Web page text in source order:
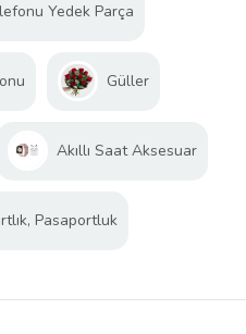
Yedek Parça
Güller
Akıllı Saat Aksesuar
Pasaportluk